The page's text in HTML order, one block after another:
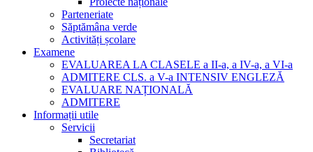
Parteneriate
Săptămâna verde
Activități școlare
Examene
EVALUAREA LA CLASELE a II-a, a IV-a, a VI-a
ADMITERE CLS. a V-a INTENSIV ENGLEZĂ
EVALUARE NAȚIONALĂ
ADMITERE
Informații utile
Servicii
Secretariat